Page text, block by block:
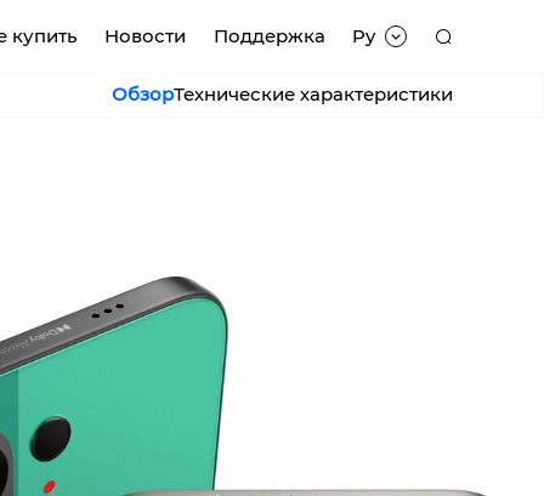
купить Новости Поддержка Py
ОбзорТехнические характеристики